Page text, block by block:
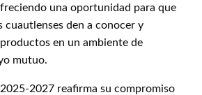
una oportunidad para que
cuautlenses den a conocer y
en un ambiente de
mutuo.
2027 reafirma su compromiso